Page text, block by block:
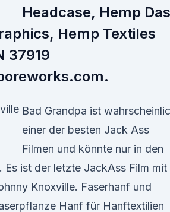
Headcase, Hemp
Hemp Textiles
37919
Bad Grandpa ist
einer der besten Jack Ass
Filmen und könnte nur in den
Es ist der letzte JackAss Film mit
Knoxville. Faserhanf und
Hanf für Hanftextilien